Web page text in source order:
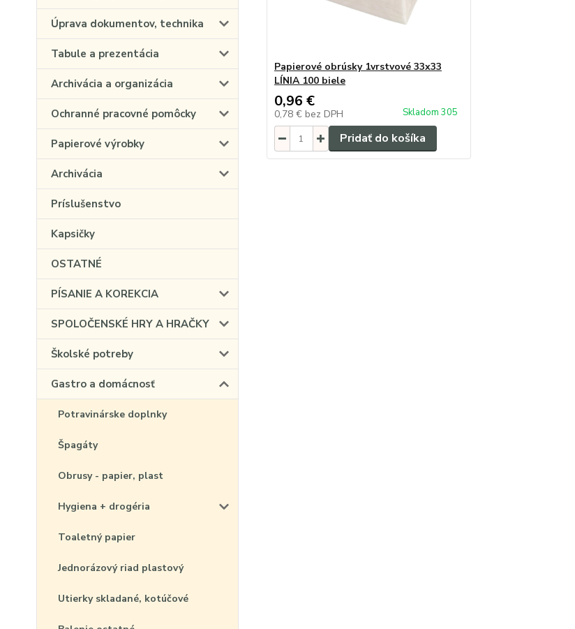
Úprava dokumentov, technika
Tabule a prezentácia
Archivácia a organizácia
Ochranné pracovné pomôcky
Papierové výrobky
Archivácia
Príslušenstvo
Kapsičky
OSTATNÉ
PÍSANIE A KOREKCIA
SPOLOČENSKÉ HRY A HRAČKY
Školské potreby
Gastro a domácnosť
Potravinárske doplnky
Špagáty
Obrusy - papier, plast
Hygiena + drogéria
Toaletný papier
Jednorázový riad plastový
Utierky skladané, kotúčové
Papierové obrúsky 1vrstvové 33x33
LÍNIA 100 biele
0,96 €
0,78 € bez DPH Skladom 305
Pridať do košíka